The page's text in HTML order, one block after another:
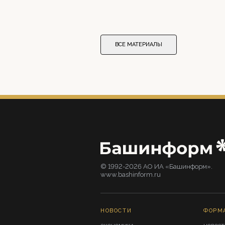
ВСЕ МАТЕРИАЛЫ
© 1992-2026 АО ИА «Башинформ».
www.bashinform.ru
НОВОСТИ